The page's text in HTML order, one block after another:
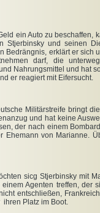
ein Auto zu beschaffen,
Stjerbinsky und seinen
Bedrängnis, erklärt er sich
darf, die
Nahrungsmittel und hat
er reagiert mit Eifersucht.
Militärstreife bringt
und hat keine
der nach einem
Ehemann von Marianne.
sicg Stjerbinsky mit
Agenten treffen, der
entschließen,
Platz im Boot.